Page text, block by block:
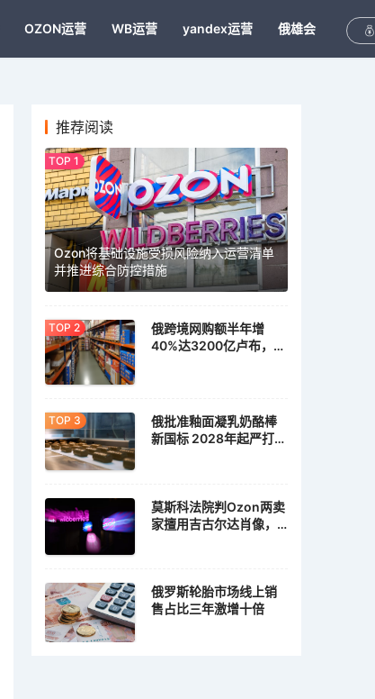
OZON运营 WB运营 yandex运营 俄雄会
推荐阅读
Ozon将基础设施受损风险纳入运营清单
并推进综合防控措施
俄跨境网购额半年增
40%达3200亿卢布，家
俄批准釉面凝乳奶酪棒
新国标 2028年起严打植
莫斯科法院判Ozon两卖
家擅用吉古尔达肖像，
俄罗斯轮胎市场线上销
售占比三年激增十倍